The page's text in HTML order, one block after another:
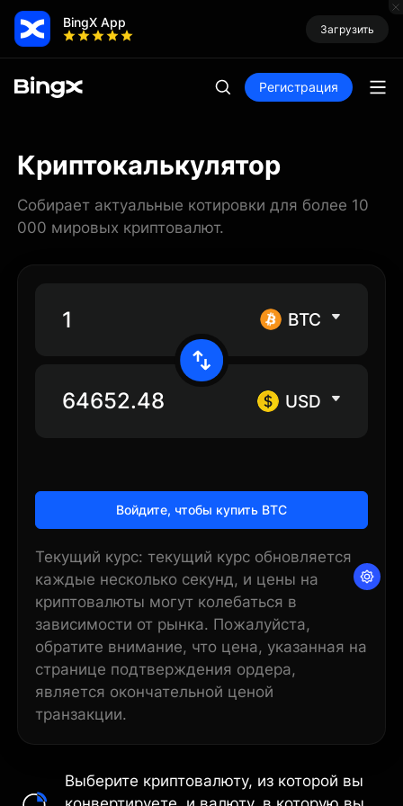
BingX App Загрузить
Регистрация
Криптокалькулятор
Собирает актуальные котировки для более 10
000 мировых криптовалют.
Выберите криптовалюту, из которой вы
BTC
USD
Войдите, чтобы купить BTC
Текущий курс: текущий курс обновляется
каждые несколько секунд, и цены на
криптовалюты могут колебаться в
зависимости от рынка. Пожалуйста,
обратите внимание, что цена, указанная на
странице подтверждения ордера,
является окончательной ценой
транзакции.